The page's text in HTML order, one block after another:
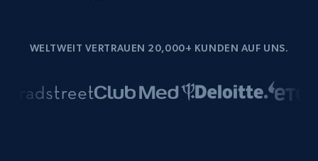
WELTWEIT VERTRAUEN 20,000+ KUNDEN AUF UNS.